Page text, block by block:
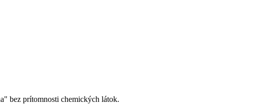
bez prítomnosti chemických látok.